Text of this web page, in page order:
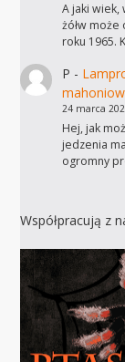
A jaki wiek,
żółw może
roku 1965.
P -
24 marca
Hej, jak
jedzenia
ogromny
Współpracują z